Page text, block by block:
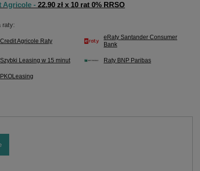
Agricole -22.90 zł x 10 rat 0% RRSO
raty:
Credit Agricole Raty
eRaty Santander Consumer
Bank
Szybki Leasing w 15 minut Raty BNP Paribas
PKOLeasing